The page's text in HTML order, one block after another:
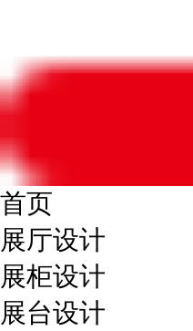
首页
展厅设计
展柜设计
展台设计